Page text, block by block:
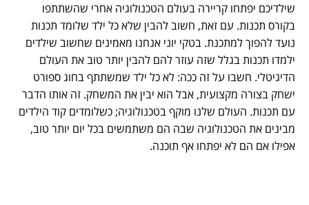
שילדיכם יפתחו קריירה בעולם הטכנולוגיה אחרי שהשתתפו
בקורס תכנות. עם זאת, חשוב להבין שלא כל ילד שלומד תכנות
נועד להפוך למתכנת. בטקי יוני אנחנו מאמינים שחשוב שילדים
ילמדו תכנות בגלל שזה עוזר להם להבין יותר טוב את העולם
הדיגיטלי. חשבו על זה ככה: לא כל ילד שמשתתף בחוג ספורט
ישחק בצורה מקצועית, אבל הוא יבין את המשחק. זה אותו הדבר
עם תכנות. העולם שלנו מוקף בטכנולוגיה; כשלומדים קוד הילדים
מבינים את הטכנולוגיה שבה הם משתמשים בכל יום יותר טוב,
אפילו אם הם לא יפתחו אף תוכנה.